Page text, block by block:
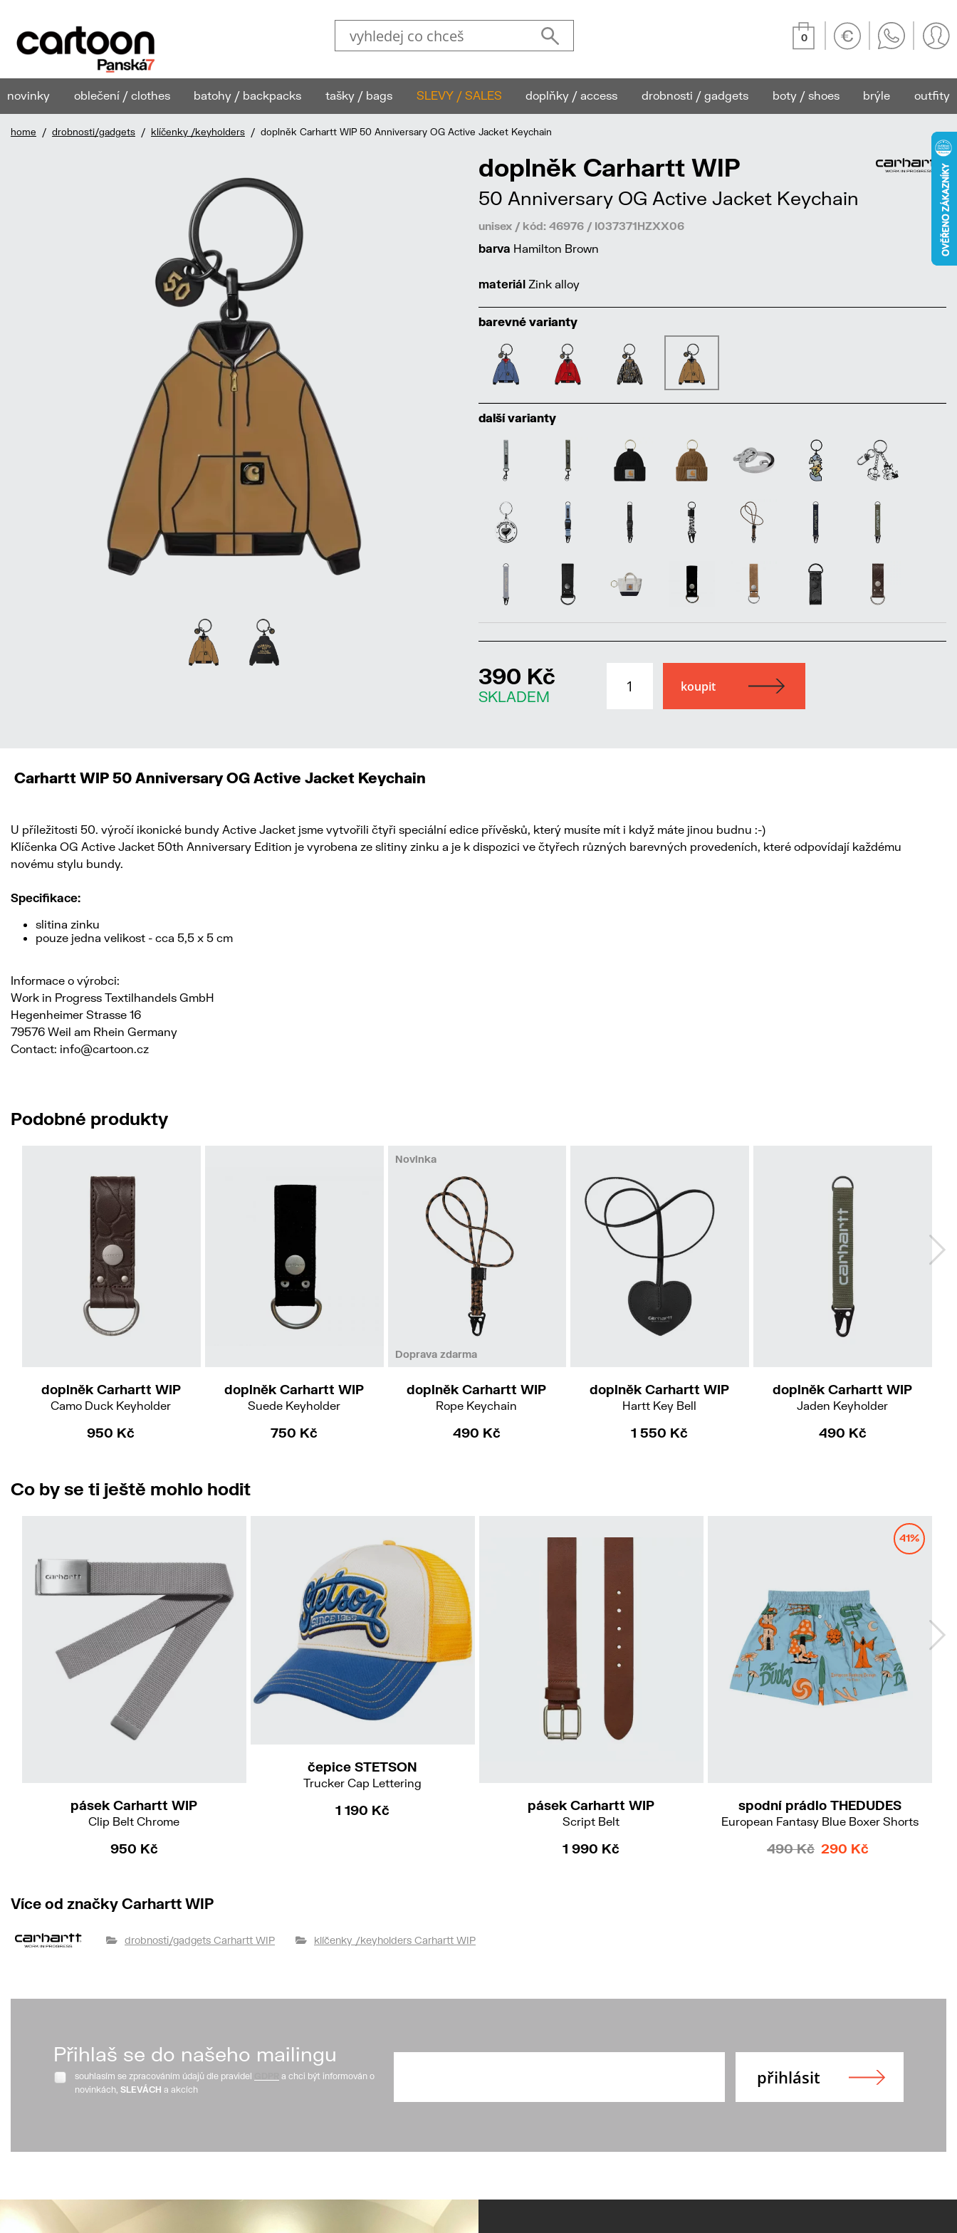
0
novinky oblečení / clothes batohy / backpacks tašky / bags SLEVY / SALES doplňky / access drobnosti / gadgets boty / shoes brýle outfity
home / drobnosti/gadgets / klíčenky /keyholders / doplněk Carhartt WIP 50 Anniversary OG Active Jacket Keychain
doplněk Carhartt WIP
50 Anniversary OG Active Jacket Keychain
unisex / kód: 46976 / I037371HZXX06
barva Hamilton Brown
materiál Zink alloy
barevné varianty
další varianty
390 Kč
SKLADEM
Carhartt WIP 50 Anniversary OG Active Jacket Keychain
U příležitosti 50. výročí ikonické bundy Active Jacket jsme vytvořili čtyři speciální edice přívěsků, který musíte mít i když máte jinou budnu :-)
Klíčenka OG Active Jacket 50th Anniversary Edition je vyrobena ze slitiny zinku a je k dispozici ve čtyřech různých barevných provedeních, které odpovídají každému
novému stylu bundy.
Specifikace:
slitina zinku
pouze jedna velikost - cca 5,5 x 5 cm
Informace o výrobci:
Work in Progress Textilhandels GmbH
Hegenheimer Strasse 16
79576 Weil am Rhein Germany
Contact: info@cartoon.cz
Podobné produkty
doplněk Carhartt WIP
Camo Duck Keyholder
950 Kč
doplněk Carhartt WIP
Suede Keyholder
750 Kč
Doprava zdarma
Novinka
doplněk Carhartt WIP
Rope Keychain
490 Kč
doplněk Carhartt WIP
Hartt Key Bell
1 550 Kč
doplněk Carhartt WIP
Jaden Keyholder
490 Kč
Co by se ti ještě mohlo hodit
pásek Carhartt WIP
Clip Belt Chrome
950 Kč
čepice STETSON
Trucker Cap Lettering
1 190 Kč pásek Carhartt WIP
Script Belt
1 990 Kč
41%
spodní prádlo THEDUDES
European Fantasy Blue Boxer Shorts
490 Kč 290 Kč
Více od značky Carhartt WIP
drobnosti/gadgets Carhartt WIP klíčenky /keyholders Carhartt WIP
Přihlaš se do našeho mailingu
souhlasím se zpracováním údajů dle pravidel
a chci být informován o
novinkách, SLEVÁCH a akcích